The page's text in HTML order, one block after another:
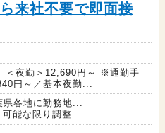
来社不要で即面接
＜夜勤＞12,690円～ ※通勤手
円～／基本夜勤...
県各地に勤務地...
能な限り調整...